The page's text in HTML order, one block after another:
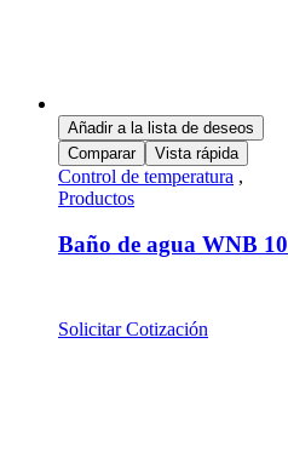
Añadir a la lista de deseos
Comparar
Vista rápida
Control de temperatura ,
Productos
Baño de agua WNB 10
Solicitar Cotización